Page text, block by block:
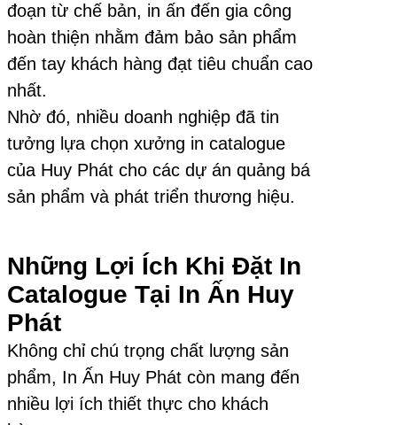
đoạn từ chế bản, in ấn đến gia công
hoàn thiện nhằm đảm bảo sản phẩm
đến tay khách hàng đạt tiêu chuẩn cao
nhất.
Nhờ đó, nhiều doanh nghiệp đã tin
tưởng lựa chọn xưởng in catalogue
của Huy Phát cho các dự án quảng bá
sản phẩm và phát triển thương hiệu.
Những Lợi Ích Khi Đặt In
Catalogue Tại In Ấn Huy
Phát
Không chỉ chú trọng chất lượng sản
phẩm, In Ấn Huy Phát còn mang đến
nhiều lợi ích thiết thực cho khách